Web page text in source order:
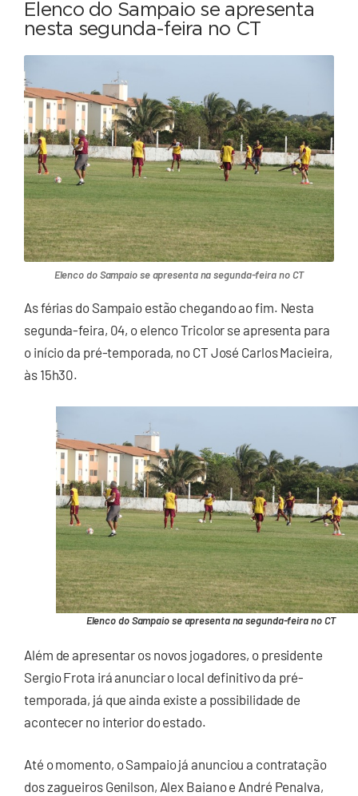
Elenco do Sampaio se apresenta
nesta segunda-feira no CT
Elenco do Sampaio se apresenta na segunda-feira no CT
As férias do Sampaio estão chegando ao fim. Nesta
segunda-feira, 04, o elenco Tricolor se apresenta para
o início da pré-temporada, no CT José Carlos Macieira,
às 15h30.
Elenco do Sampaio se apresenta na segunda-feira no CT
Além de apresentar os novos jogadores, o presidente
Sergio Frota irá anunciar o local definitivo da pré-
temporada, já que ainda existe a possibilidade de
acontecer no interior do estado.
Até o momento, o Sampaio já anunciou a contratação
dos zagueiros Genilson, Alex Baiano e André Penalva,